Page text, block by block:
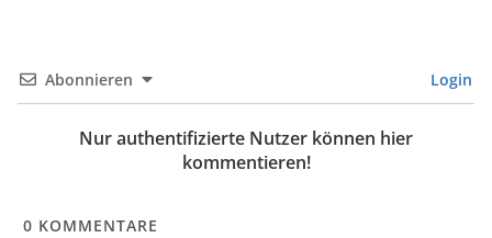
Abonnieren Login
Nur authentifizierte Nutzer können hier
kommentieren!
0 KOMMENTARE